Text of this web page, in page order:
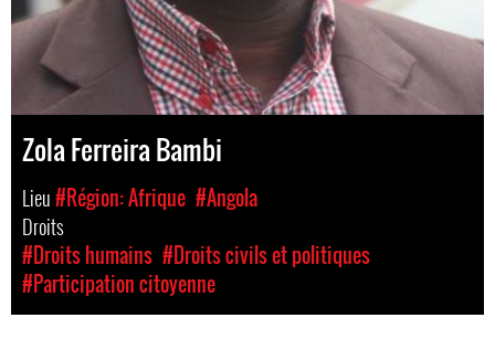
Zola Ferreira Bambi
Lieu#Région: Afrique #Angola
Droits
#Droits humains #Droits civils et politiques
#Participation citoyenne